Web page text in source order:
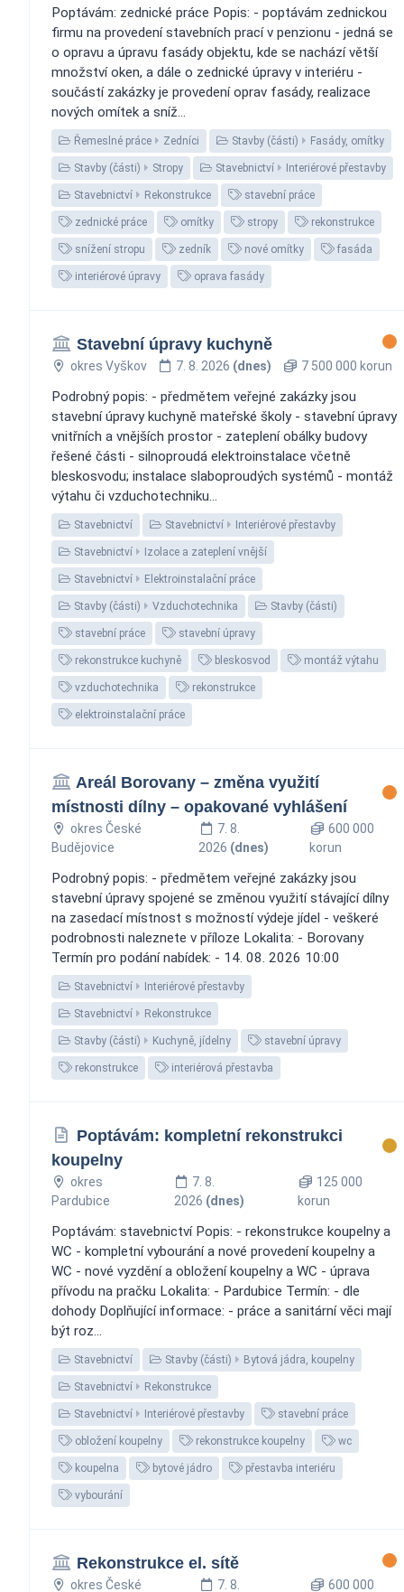
Poptávám: zednické práce Popis: - poptávám zednickou
firmu na provedení stavebních prací v penzionu - jedná se
o opravu a úpravu fasády objektu, kde se nachází větší
množství oken, a dále o zednické úpravy v interiéru -
součástí zakázky je provedení oprav fasády, realizace
nových omítek a sníž...
Řemeslné práce Zedníci Stavby (části) Fasády, omítky
Stavby (části) Stropy Stavebnictví Interiérové přestavby
Stavebnictví Rekonstrukce stavební práce
zednické práce omítky stropy rekonstrukce
snížení stropu zedník nové omítky fasáda
interiérové úpravy oprava fasády
Stavební úpravy kuchyně
okres Vyškov 7. 8. 2026 (dnes) 7 500 000 korun
Podrobný popis: - předmětem veřejné zakázky jsou
stavební úpravy kuchyně mateřské školy - stavební úpravy
vnitřních a vnějších prostor - zateplení obálky budovy
řešené části - silnoproudá elektroinstalace včetně
bleskosvodu; instalace slaboproudých systémů - montáž
výtahu či vzduchotechniku...
Stavebnictví Stavebnictví Interiérové přestavby
Stavebnictví Izolace a zateplení vnější
Stavebnictví Elektroinstalační práce
Stavby (části) Vzduchotechnika Stavby (části)
stavební práce stavební úpravy
rekonstrukce kuchyně bleskosvod montáž výtahu
vzduchotechnika rekonstrukce
elektroinstalační práce
Areál Borovany – změna využití
místnosti dílny – opakované vyhlášení
okres České
Budějovice
7. 8.
2026 (dnes)
600 000
korun
Podrobný popis: - předmětem veřejné zakázky jsou
stavební úpravy spojené se změnou využití stávající dílny
na zasedací místnost s možností výdeje jídel - veškeré
podrobnosti naleznete v příloze Lokalita: - Borovany
Termín pro podání nabídek: - 14. 08. 2026 10:00
Stavebnictví Interiérové přestavby
Stavebnictví Rekonstrukce
Stavby (části) Kuchyně, jídelny stavební úpravy
rekonstrukce interiérová přestavba
Poptávám: kompletní rekonstrukci
koupelny
okres
Pardubice
7. 8.
2026 (dnes)
125 000
korun
Poptávám: stavebnictví Popis: - rekonstrukce koupelny a
WC - kompletní vybourání a nové provedení koupelny a
WC - nové vyzdění a obložení koupelny a WC - úprava
přívodu na pračku Lokalita: - Pardubice Termín: - dle
dohody Doplňující informace: - práce a sanitární věci mají
být roz...
Stavebnictví Stavby (části) Bytová jádra, koupelny
Stavebnictví Rekonstrukce
Stavebnictví Interiérové přestavby stavební práce
obložení koupelny rekonstrukce koupelny wc
koupelna bytové jádro přestavba interiéru
vybourání
Rekonstrukce el. sítě
okres České 7. 8. 600 000